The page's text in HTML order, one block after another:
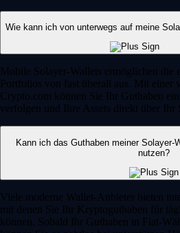
Wie kann ich von unterwegs auf meine
Mobile Solayer-Wallets ermöglichen die
Portfolios von fast überall aus. Mit einer
Crypto.com können Sie Ihr Guthaben
verfolgen und Ihre Assets direkt über Ihr
Kann ich das Guthaben meiner Solayer-
nutzen?
Viele moderne Wallet-Anbieter bieten
mit denen Sie Ihr Kryptoguthaben für
können. Sobald Ihr Guthaben in Fiat-